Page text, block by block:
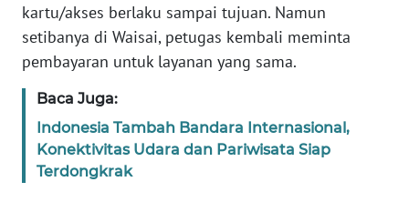
kartu/akses berlaku sampai tujuan. Namun
setibanya di Waisai, petugas kembali meminta
pembayaran untuk layanan yang sama.
Baca Juga:
Indonesia Tambah Bandara Internasional,
Konektivitas Udara dan Pariwisata Siap
Terdongkrak
WN
SULTENG
WN
SULBAR
WN